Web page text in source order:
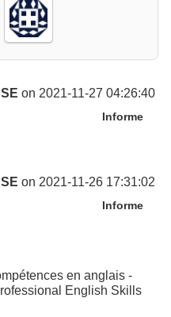
on 2021-11-27 04:26:40
Informe
on 2021-11-26 17:31:02
Informe
en anglais -
English Skills